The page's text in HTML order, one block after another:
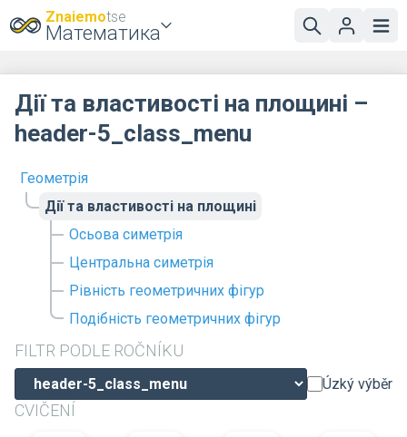
Znaiemotse
Математика
Геометрія
Дії та властивості на площині
Осьова симетрія
Центральна симетрія
Рівність геометричних фігур
Подібність геометричних фігур
FILTR PODLE ROČNÍKU
Úzký výběr
CVIČENÍ
Дії та властивості на площині –
header-5_class_menu